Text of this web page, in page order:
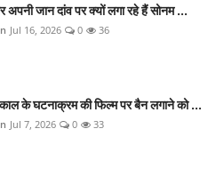
अपनी जान दांव पर क्यों लगा रहे हैं सोनम ...
Jul 16, 2026 0 36
के घटनाक्रम की फिल्म पर बैन लगाने को ...
Jul 7, 2026 0 33